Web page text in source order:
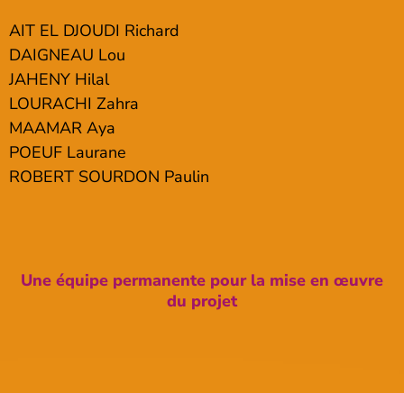
AIT EL DJOUDI Richard
DAIGNEAU Lou
JAHENY Hilal
LOURACHI Zahra
MAAMAR Aya
POEUF Laurane
ROBERT SOURDON Paulin
Une équipe permanente pour la mise en œuvre
du projet